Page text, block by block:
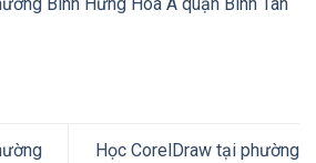
Học CorelDraw tại phường